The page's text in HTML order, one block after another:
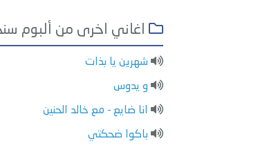
اغاني اخرى من ألبوم
شهرين يا بذات
و يدوس
انا ضايع - مع خالد الحنين
باكوا ضحكتي